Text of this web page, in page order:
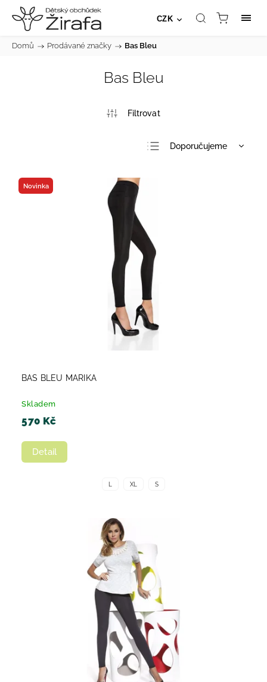
CZK
Domů / Prodávané značky / Bas Bleu
Bas Bleu
Doporučujeme
Novinka
BAS BLEU MARIKA
Skladem
570 Kč
Detail
XL S